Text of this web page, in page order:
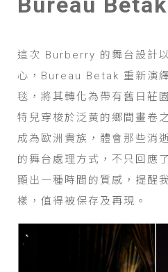
這次 Burberry 的舞台設計
心，Bureau Betak 重新演
毯，將其轉化為帶有舊日莊
特兒穿梭於泛黃的鄉間畫卷
成為歐洲貴族，體會那些消
的舞台處理方式，不只回應
顯出一種時間的質感，提醒
樣，值得被保存及再現。